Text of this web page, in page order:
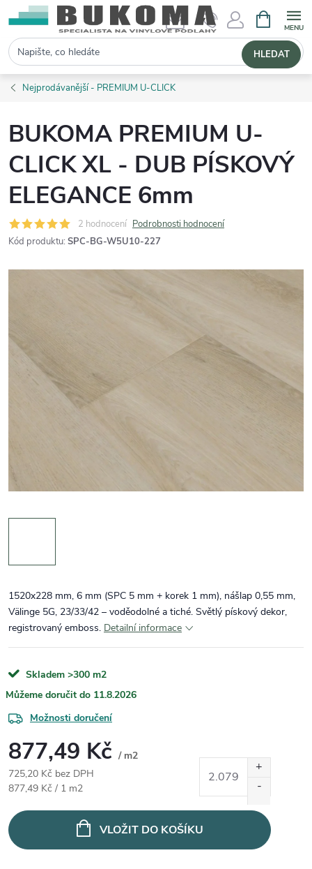
Hledat HLEDAT
Nejprodávanější - PREMIUM U-CLICK
BUKOMA PREMIUM U-
CLICK XL - DUB PÍSKOVÝ
ELEGANCE 6mm
2 hodnocení Podrobnosti hodnocení
Kód produktu: SPC-BG-W5U10-227
1520x228 mm, 6 mm (SPC 5 mm + korek 1 mm), nášlap 0,55 mm,
Välinge 5G, 23/33/42 – voděodolné a tiché. Světlý pískový dekor,
registrovaný emboss. Detailní informace
Skladem >300 m2
11.8.2026
Možnosti doručení
877,49 Kč / m2
725,20 Kč bez DPH
Měrná cena:
877,49 Kč / 1 m2
VLOŽIT DO KOŠÍKU